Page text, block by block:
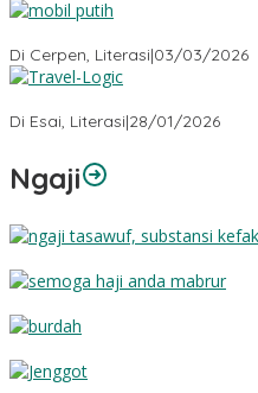
Di Cerpen, Literasi|03/03/2026
Di Esai, Literasi|28/01/2026
Ngaji